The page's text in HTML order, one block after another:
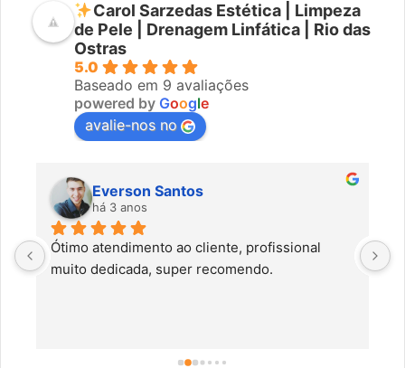
Carol Sarzedas Estética | Limpeza
de Pele | Drenagem Linfática | Rio das
Ostras
5.0
Baseado em 9 avaliações
powered by Google
avalie-nos no
Everson Santos
há 3 anos
Ótimo atendimento ao cliente, profissional
muito dedicada, super recomendo.